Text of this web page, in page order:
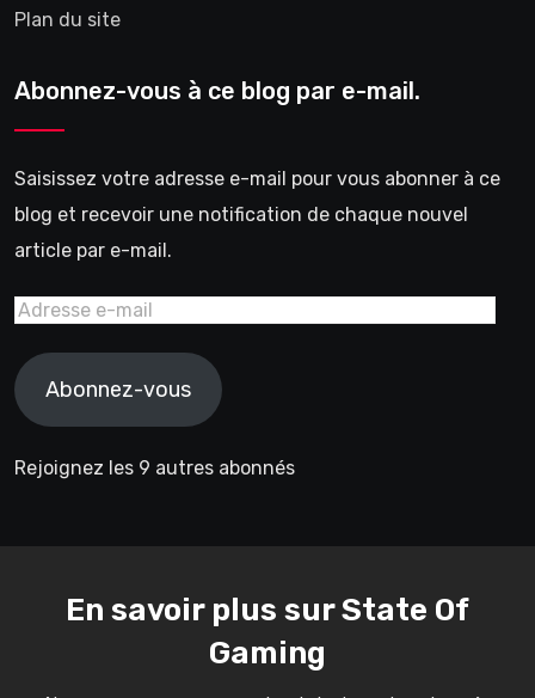
Plan du site
Abonnez-vous à ce blog par e-mail.
Saisissez votre adresse e-mail pour vous abonner à ce
blog et recevoir une notification de chaque nouvel
article par e-mail.
Adresse
mailAbonnez-vous
Rejoignez les 9 autres abonnés
En savoir plus sur State Of
Gaming